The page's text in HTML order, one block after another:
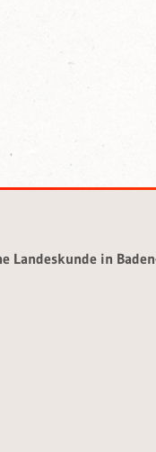
Landeskunde in